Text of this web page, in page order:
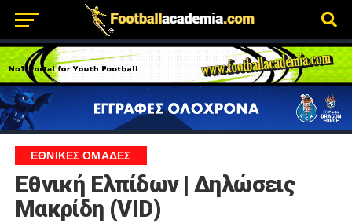
ΕΘΝΙΚΕΣ ΟΜΑΔΕΣ
Εθνική Ελπίδων | Δηλώσεις
Μακρίδη (VID)